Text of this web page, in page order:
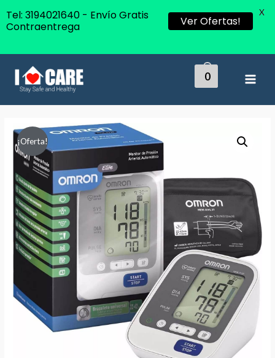
0
¡Oferta!
Tel: 3194021640 - Envío Gratis
Contraentrega
Ver Ofertas!
X